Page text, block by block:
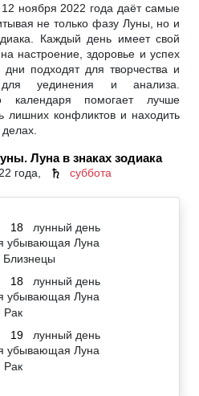
ноября 2022 года даёт самые
не только фазу Луны, но и
Каждый день имеет свой
настроение, здоровье и успех
подходят для творчества и
уединения и анализа.
календаря помогает лучше
лишних конфликтов и находить
Луна в знаках зодиака
года, ♄ суббота
18 лунный день
убывающая Луна
Близнецы
18 лунный день
убывающая Луна
Рак
19 лунный день
убывающая Луна
Рак